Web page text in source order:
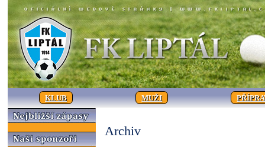
KLUB MUŽI
Archiv